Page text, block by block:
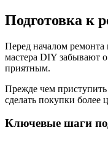
Подготовка к
Перед началом
мастера DIY забывают
приятным.
Прежде чем приступить
сделать покупки
Ключевые шаги